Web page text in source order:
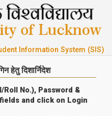
Information System (SIS)
दिशार्निदेश
Roll No.), Password &
and click on Login